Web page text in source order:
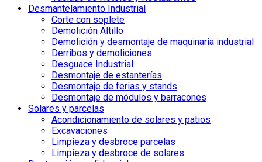
Desmantelamiento Industrial
Corte con soplete
Demolición Altillo
Demolición y desmontaje de maquinaria industrial
Derribos y demoliciones
Desguace Industrial
Desmontaje de estanterías
Desmontaje de ferias y stands
Desmontaje de módulos y barracones
Solares y parcelas
Acondicionamiento de solares y patios
Excavaciones
Limpieza y desbroce parcelas
Limpieza y desbroce de solares